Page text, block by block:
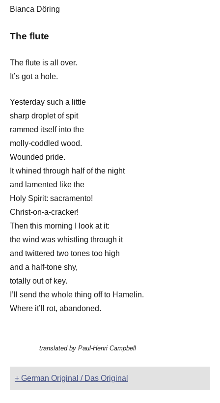
Bianca Döring
The flute
The flute is all over.
It’s got a hole.
Yesterday such a little
sharp droplet of spit
rammed itself into the
molly-coddled wood.
Wounded pride.
It whined through half of the night
and lamented like the
Holy Spirit: sacramento!
Christ-on-a-cracker!
Then this morning I look at it:
the wind was whistling through it
and twittered two tones too high
and a half-tone shy,
totally out of key.
I’ll send the whole thing off to Hamelin.
Where it’ll rot, abandoned.
translated by Paul-Henri Campbell
+ German Original / Das Original